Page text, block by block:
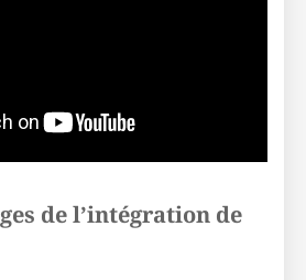
de l’intégration de